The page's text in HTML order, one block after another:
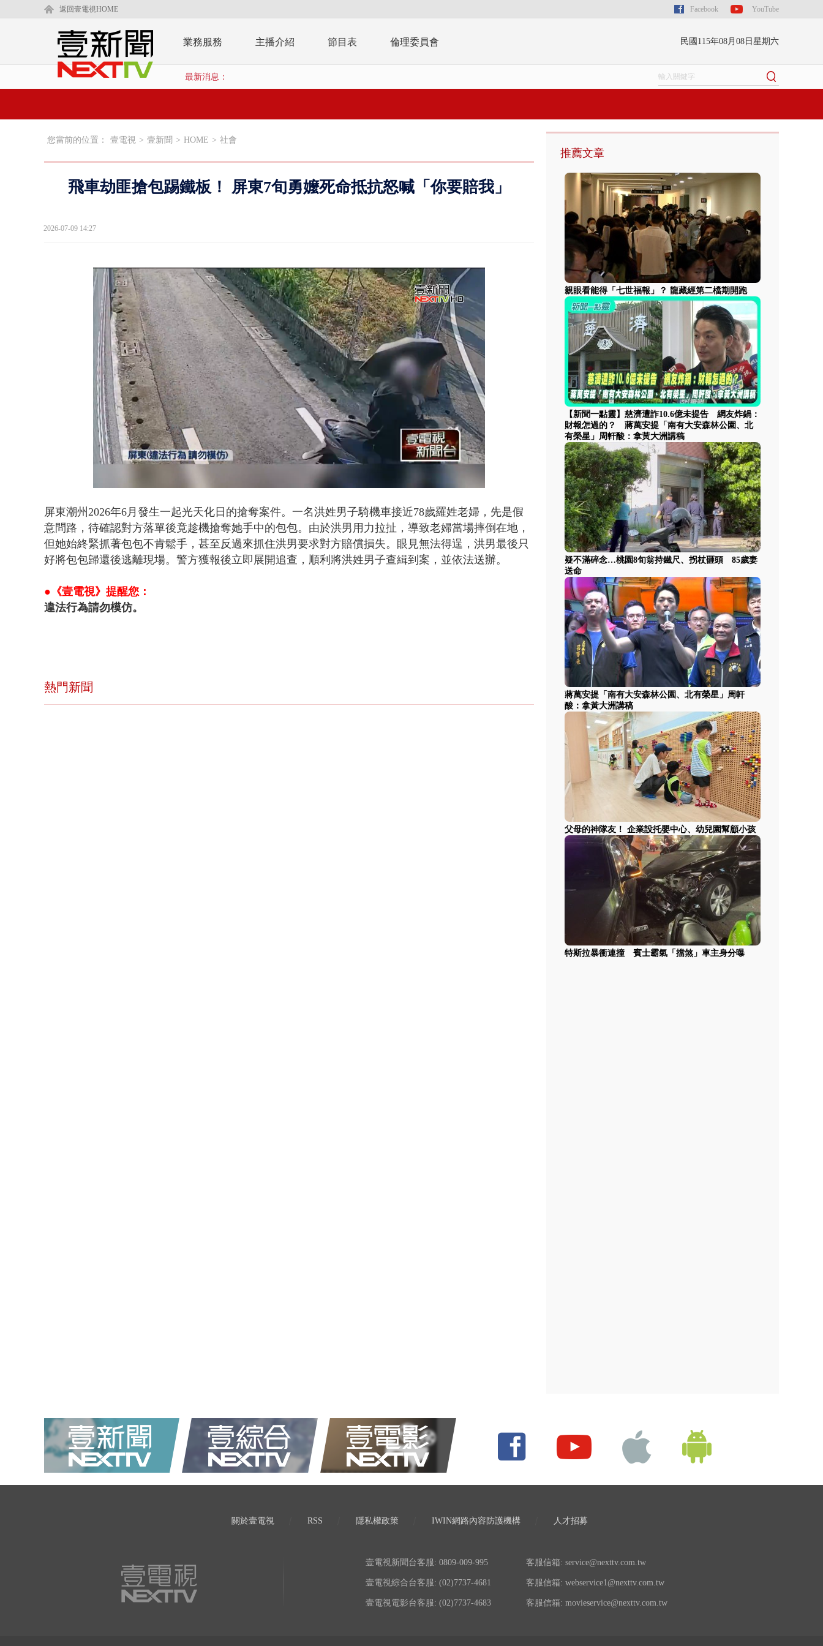
返回壹電視HOME Facebook YouTube
業務服務 主播介紹 節目表 倫理委員會 民國115年08月08日星期六
最新消息：
您當前的位置： 壹電視 > 壹新聞 > HOME > 社會
飛車劫匪搶包踢鐵板！ 屏東7旬勇嬤死命抵抗怒喊「你要賠我」
2026-07-09 14:27
46.24%
屏東潮州2026年6月發生一起光天化日的搶奪案件。一名洪姓男子騎機車接近78歲羅姓老婦，先是假
意問路，待確認對方落單後竟趁機搶奪她手中的包包。由於洪男用力拉扯，導致老婦當場摔倒在地，
但她始終緊抓著包包不肯鬆手，甚至反過來抓住洪男要求對方賠償損失。眼見無法得逞，洪男最後只
好將包包歸還後逃離現場。警方獲報後立即展開追查，順利將洪姓男子查緝到案，並依法送辦。
●《壹電視》提醒您：
違法行為請勿模仿。
熱門新聞
推薦文章
親眼看能得「七世福報」？ 龍藏經第二檔期開跑
【新聞一點靈】慈濟遭詐10.6億未提告 網友炸鍋：
財報怎過的？ 蔣萬安提「南有大安森林公園、北
有榮星」周軒酸：拿黃大洲講稿
疑不滿碎念…桃園8旬翁持鐵尺、拐杖砸頭 85歲妻
送命
蔣萬安提「南有大安森林公園、北有榮星」周軒
酸：拿黃大洲講稿
父母的神隊友！ 企業設托嬰中心、幼兒園幫顧小孩
特斯拉暴衝連撞 賓士霸氣「擋煞」車主身分曝
關於壹電視 RSS 隱私權政策 IWIN網路內容防護機構 人才招募
壹電視新聞台客服: 0809-009-995 客服信箱: service@nexttv.com.tw
壹電視綜合台客服: (02)7737-4681 客服信箱: webservice1@nexttv.com.tw
壹電視電影台客服: (02)7737-4683 客服信箱: movieservice@nexttv.com.tw